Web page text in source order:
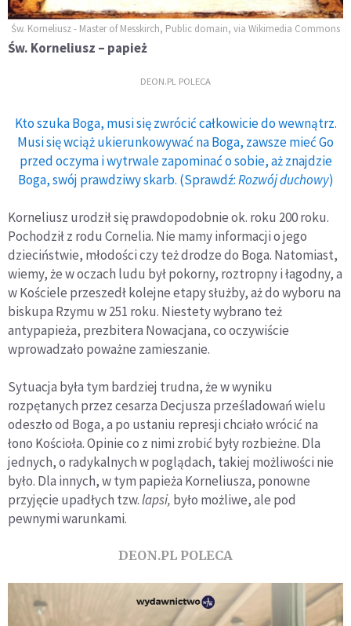
Św. Korneliusz - Master of Messkirch, Public domain, via Wikimedia Commons
Św. Korneliusz – papież
DEON.PL POLECA
Kto szuka Boga, musi się zwrócić całkowicie do wewnątrz.
Musi się wciąż ukierunkowywać na Boga, zawsze mieć Go
przed oczyma i wytrwale zapominać o sobie, aż znajdzie
Boga, swój prawdziwy skarb. (Sprawdź:Rozwój duchowy)
Korneliusz urodził się prawdopodobnie ok. roku 200 roku.
Pochodził z rodu Cornelia. Nie mamy informacji o jego
dzieciństwie, młodości czy też drodze do Boga. Natomiast,
wiemy, że w oczach ludu był pokorny, roztropny i łagodny, a
w Kościele przeszedł kolejne etapy służby, aż do wyboru na
biskupa Rzymu w 251 roku. Niestety wybrano też
antypapieża, prezbitera Nowacjana, co oczywiście
wprowadzało poważne zamieszanie.
Sytuacja była tym bardziej trudna, że w wyniku
rozpętanych przez cesarza Decjusza prześladowań wielu
odeszło od Boga, a po ustaniu represji chciało wrócić na
łono Kościoła. Opinie co z nimi zrobić były rozbieżne. Dla
jednych, o radykalnych w poglądach, takiej możliwości nie
było. Dla innych, w tym papieża Korneliusza, ponowne
przyjęcie upadłych tzw.lapsi, było możliwe, ale pod
pewnymi warunkami.
DEON.PL POLECA